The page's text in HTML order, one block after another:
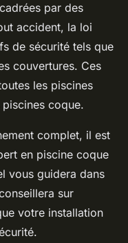
par des
accident, la loi
de sécurité tels que
couvertures. Ces
les piscines
coque.
complet, il est
en piscine coque
vous guidera dans
sur
votre installation